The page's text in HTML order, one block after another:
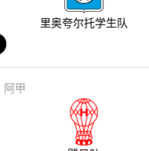
里奥夸尔托学生队
阿甲